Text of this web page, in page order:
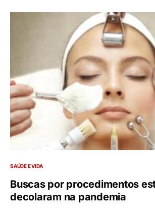
SAÚDE E VIDA
Buscas por procedimentos
decolaram na pandemia